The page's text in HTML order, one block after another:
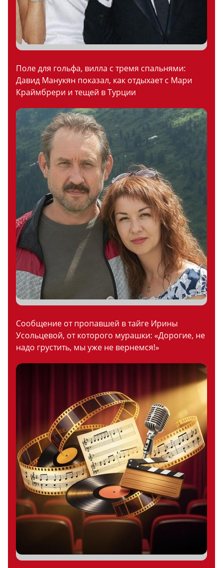
Поле для гольфа, вилла с тремя спальнями:
Давид Манукян показал, как отдыхает с Мари
Краймбрери и тещей в Турции
Сообщение от пропавшей в тайге Ирины
Усольцевой, от которого мурашки: «Дорогие, не
надо грустить, мы уже не вернемся!»